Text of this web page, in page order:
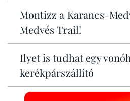
Montizz a Karancs-
Medvés Trail!
Ilyet is tudhat egy
kerékpárszállító